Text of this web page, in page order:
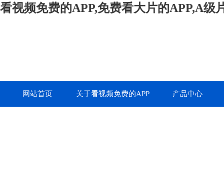
看视频免费的APP,免费看大片的APP,A级
网站首页 关于看视频免费的APP 产品中心